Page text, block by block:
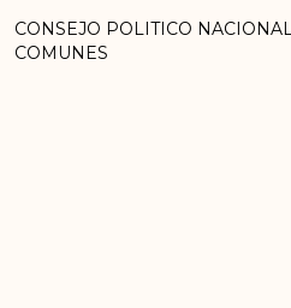
CONSEJO POLITICO
COMUNES